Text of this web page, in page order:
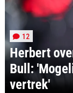
Herbert
Bull:
vertrek'
12